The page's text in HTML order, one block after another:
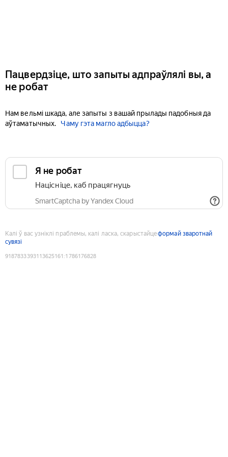
Пацвердзіце, што запыты адпраўлялі вы, а
не робат
Нам вельмі шкада, але запыты з вашай прылады падобныя да
аўтаматычных.
Чаму гэта магло адбыцца?
Я не робат
Націсніце, каб працягнуць
SmartCaptcha by Yandex Cloud
Калі ў вас узніклі праблемы, калі ласка, скарыстайцеформай зваротнай
сувязі
9187833393113625161 :1786176828